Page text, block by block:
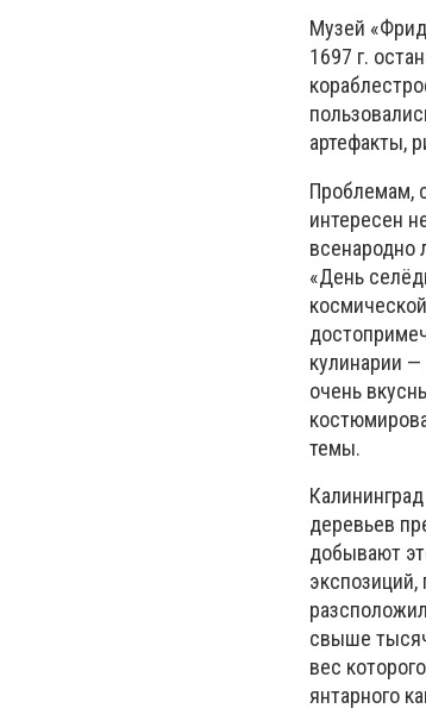
Музей
1697 г.
артефакты,
Проблемам,
интересен
всенародно
«День
кулинарии
очень
темы.
деревьев
добывают
свыше
вес
янтарного